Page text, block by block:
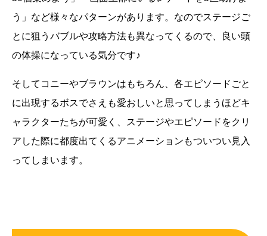
う」など様々なパターンがあります。なのでステージご
とに狙うバブルや攻略方法も異なってくるので、良い頭
の体操になっている気分です♪
そしてコニーやブラウンはもちろん、各エピソードごと
に出現するボスでさえも愛おしいと思ってしまうほどキ
ャラクターたちが可愛く、ステージやエピソードをクリ
アした際に都度出てくるアニメーションもついつい見入
ってしまいます。